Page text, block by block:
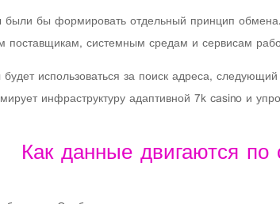
бы формировать отдельный принцип
системным средам и сервисам
использоваться за поиск адреса,
инфраструктуру адаптивной 7k casino и
Как данные двигаются по